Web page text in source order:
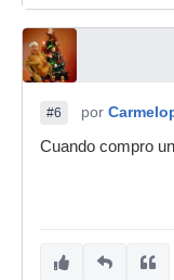
#6 por
Cuando compro